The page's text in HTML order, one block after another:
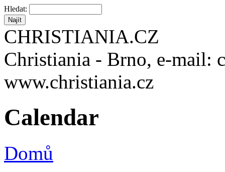
Hledat:
CHRISTIANIA.CZ
Christiania - Brno, e-mail:
www.christiania.cz
Calendar
Domů